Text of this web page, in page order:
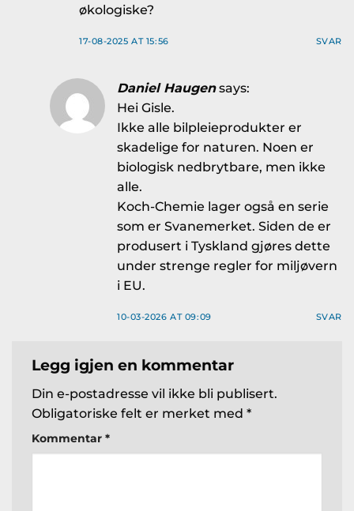
økologiske?
17-08-2025 AT 15:56 SVAR
Daniel Haugen says:
Hei Gisle.
Ikke alle bilpleieprodukter er
skadelige for naturen. Noen er
biologisk nedbrytbare, men ikke
alle.
Koch-Chemie lager også en serie
som er Svanemerket. Siden de er
produsert i Tyskland gjøres dette
under strenge regler for miljøvern
i EU.
10-03-2026 AT 09:09 SVAR
Legg igjen en kommentar
Din e-postadresse vil ikke bli publisert.
Obligatoriske felt er merket med *
Kommentar *